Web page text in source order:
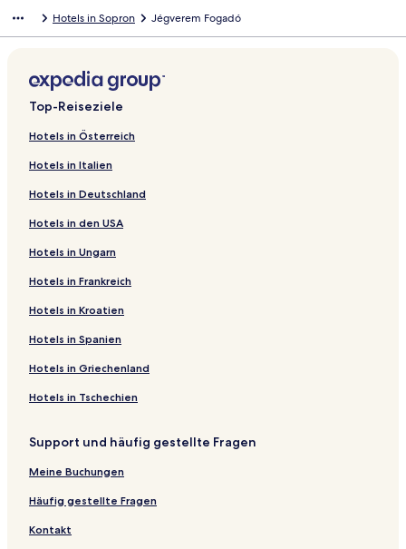
Hotels in Sopron Jégverem Fogadó
Top-Reiseziele
Hotels in Österreich
Hotels in Italien
Hotels in Deutschland
Hotels in den USA
Hotels in Ungarn
Hotels in Frankreich
Hotels in Kroatien
Hotels in Spanien
Hotels in Griechenland
Hotels in Tschechien
Support und häufig gestellte Fragen
Meine Buchungen
Häufig gestellte Fragen
Kontakt